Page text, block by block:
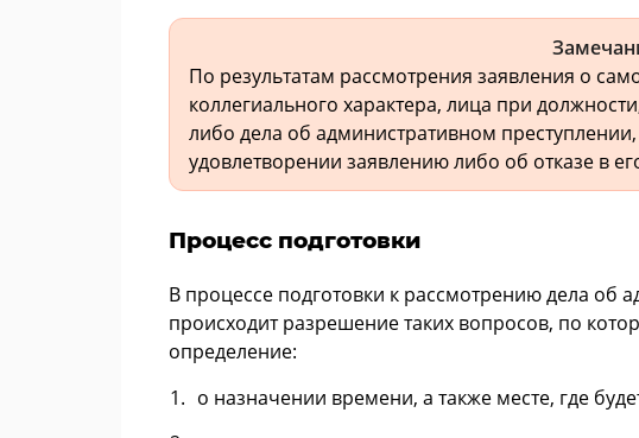
По результатам рассмотрения заявления о
коллегиального характера, лица при
либо дела об административном
удовлетворении заявлению либо об отказе в
Процесс подготовки
В процессе подготовки к рассмотрению дела об
происходит разрешение таких вопросов, по
определение:
о назначении времени, а также месте, где